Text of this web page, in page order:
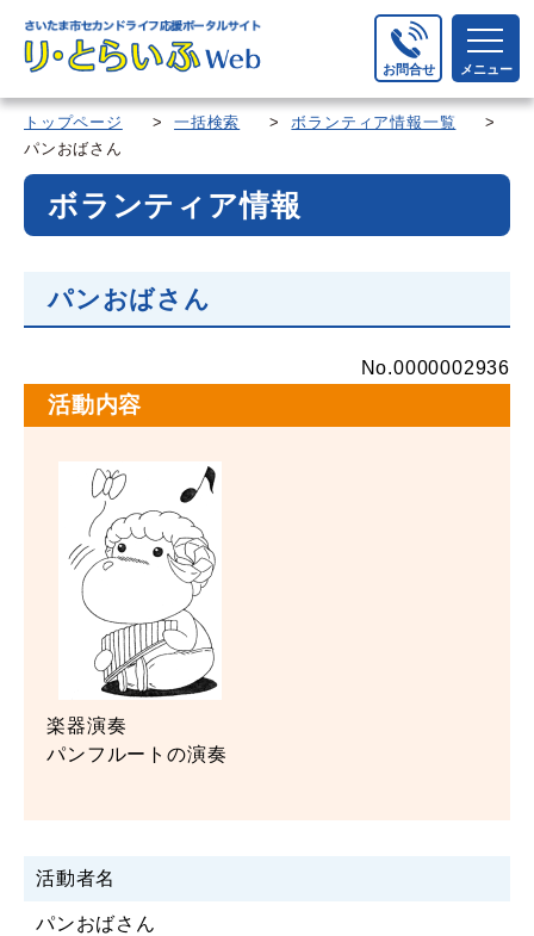
お問合せ メニュー
トップページ >一括検索 >ボランティア情報一覧
>
パンおばさん
ボランティア情報
パンおばさん
No.0000002936
活動内容
楽器演奏
パンフルートの演奏
活動者名
パンおばさん